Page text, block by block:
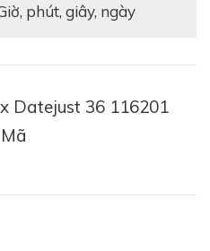
Giờ, phút, giây, ngày
Datejust 36 116201